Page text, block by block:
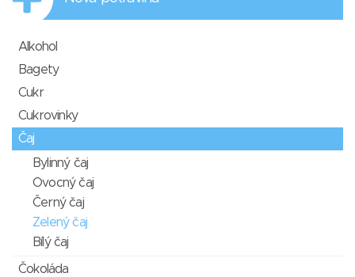
Alkohol
Bagety
Cukr
Cukrovinky
Čaj
Bylinný čaj
Ovocný čaj
Černý čaj
Zelený čaj
Bílý čaj
Čokoláda